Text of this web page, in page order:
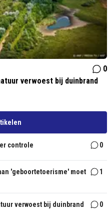
0
verwoest bij duinbrand
controle 0
'geboortetoerisme' moet
1
verwoest bij duinbrand
0